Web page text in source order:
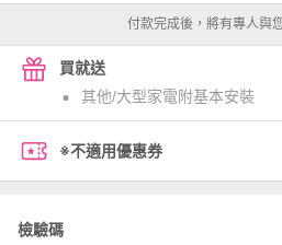
付款完成後，將有專人與
買就送
其他/大型家電附基本安裝
※不適用優惠券
檢驗碼